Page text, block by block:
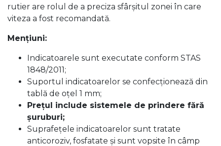
rutier are rolul de a preciza sfârșitul zonei în care
viteza a fost recomandată.
Menţiuni:
Indicatoarele sunt executate conform STAS
1848/2011;
Suportul indicatoarelor se confecţionează din
tablă de oţel 1 mm;
Preţul include sistemele de prindere fără
şuruburi;
Suprafeţele indicatoarelor sunt tratate
anticoroziv, fosfatate şi sunt vopsite în câmp